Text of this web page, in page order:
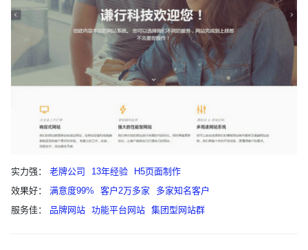
实力强： 老牌公司 13年经验
H5页面制作
效果好：
满意度99% 客户2万多家
多家知名客户
服务佳：
品牌网站 功能平台网站 集团型网站群